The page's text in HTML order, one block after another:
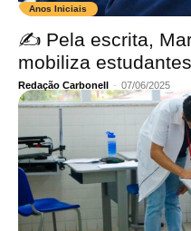
Anos Iniciais
✍ Pela escrita,
mobiliza
Redação Carbonell - 07/06/2025